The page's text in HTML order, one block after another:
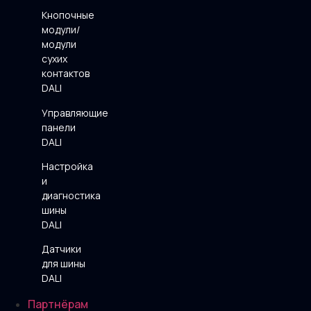
Кнопочные
модули/
модули
сухих
контактов
DALI
Управляющие
панели
DALI
Настройка
и
диагностика
шины
DALI
Датчики
для шины
DALI
Партнёрам